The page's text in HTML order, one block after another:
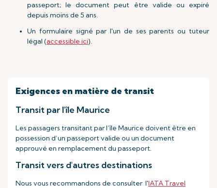
passeport; le document peut être valide ou expiré
depuis moins de 5 ans.
Un formulaire signé par l'un de ses parents ou tuteur
légal (accessible ici).
Exigences en matière de transit
Transit par l'île Maurice
Les passagers transitant par l’île Maurice doivent être en
possession d’un passeport valide ou un document
approuvé en remplacement du passeport.
Transit vers d'autres destinations
Nous vous recommandons de consulter l'IATA Travel